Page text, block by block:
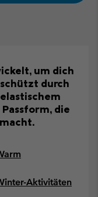
um dich
durch
die
Aktivitäten